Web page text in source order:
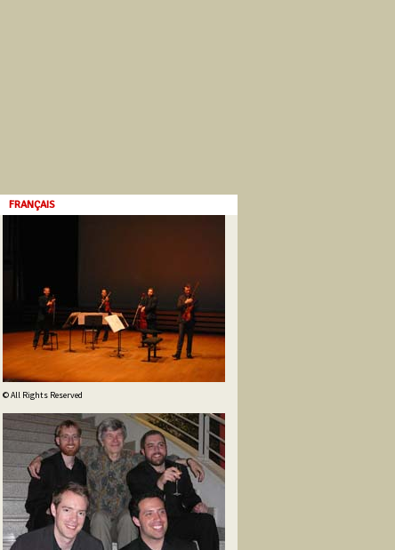
FRANÇAIS
© All Rights Reserved